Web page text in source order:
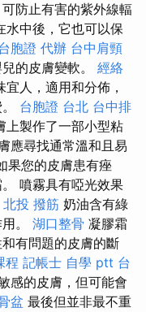
防止有害的紫外線輻
水中後，它也可以保
胞證 代辦 台中肩頸
的皮膚變軟。 經絡
人，適用和分佈，
台胞證 台北 台中排
上製作了一部小型粘
應尋找通常溫和且易
果您的皮膚患有痤
噴霧具有啞光效果
北投 撥筋 奶油含有綠
。 湖口整骨 凝膠霜
有問題的皮膚的斷
程 記帳士 自學 ptt 台
感的皮膚，但可能會
盆 最後但並非最不重